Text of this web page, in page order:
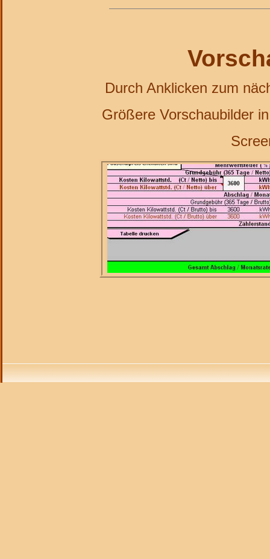
Durch Anklicken zum
Größere Vorschaubilder